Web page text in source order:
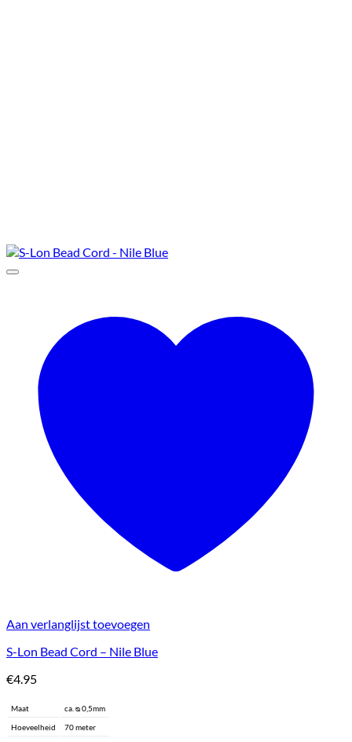
Aan verlanglijst toevoegen
S-Lon Bead Cord – Nile Blue
€4.95
Maat
ca. ᴓ 0,5mm
Hoeveelheid
70 meter